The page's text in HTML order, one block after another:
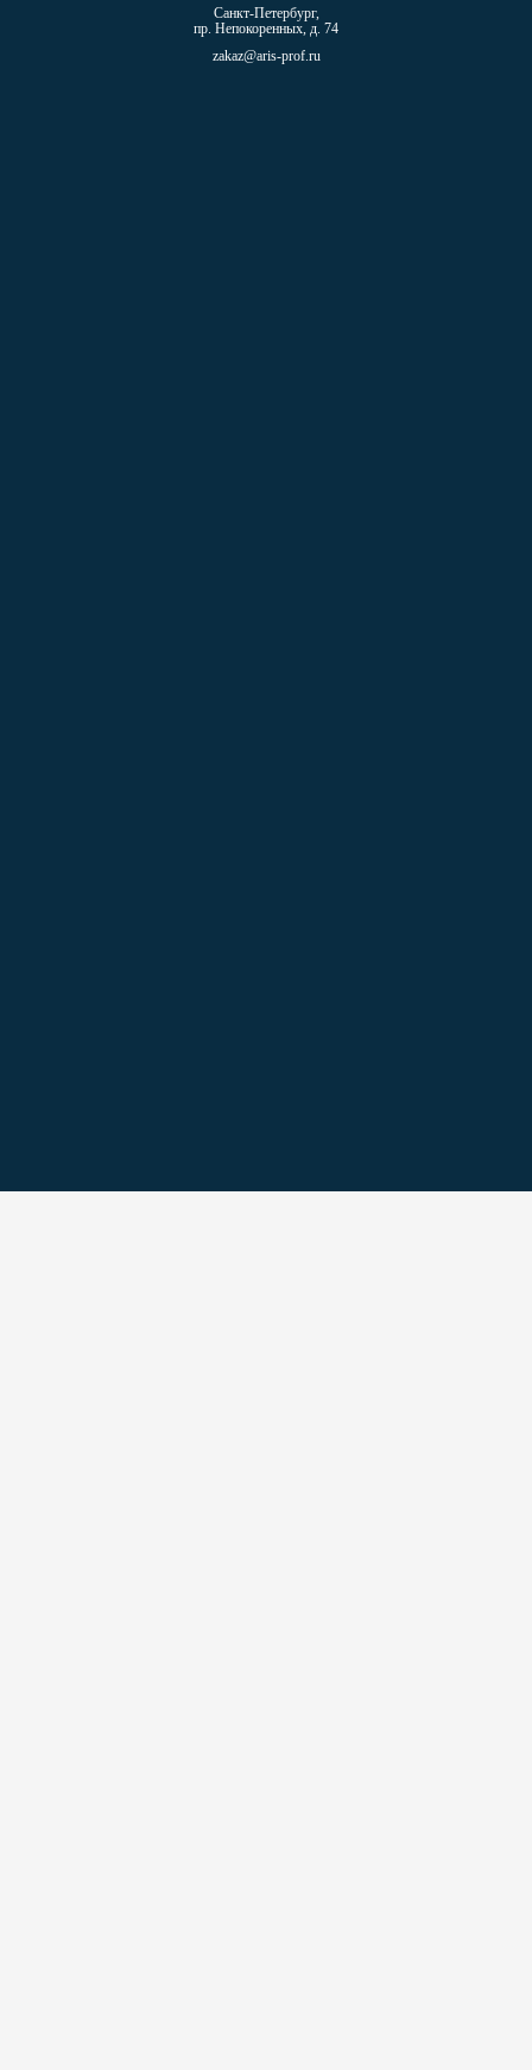
Санкт-Петербург,
пр. Непокоренных, д. 74
zakaz@aris-prof.ru